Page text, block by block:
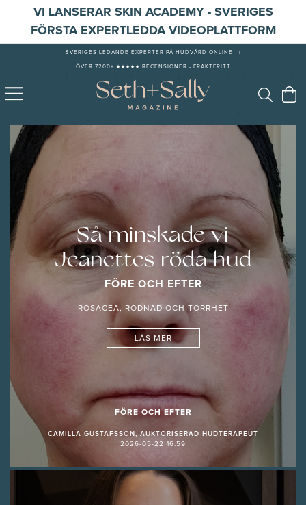
VI LANSERAR SKIN ACADEMY - SVERIGES
FÖRSTA EXPERTLEDDA VIDEOPLATTFORM
SVERIGES LEDANDE EXPERTER PÅ HUDVÅRD ONLINE
ÖVER 7200+ ★★★★★ RECENSIONER - FRAKTFRITT
Så minskade vi
Jeanettes röda hud
FÖRE OCH EFTER
ROSACEA, RODNAD OCH TORRHET
LÄS MER
FÖRE OCH EFTER
CAMILLA GUSTAFSSON, AUKTORISERAD HUDTERAPEUT
2026-05-22 16:59